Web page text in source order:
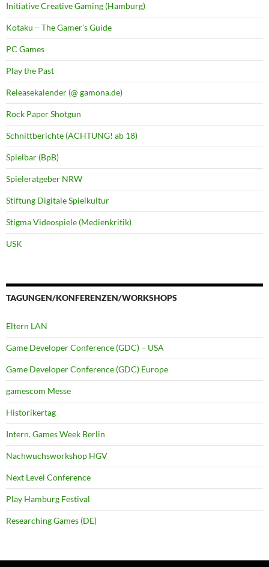
Initiative Creative Gaming (Hamburg)
Kotaku – The Gamer's Guide
PC Games
Play the Past
Releasekalender (@ gamona.de)
Rock Paper Shotgun
Schnittberichte (ACHTUNG! ab 18)
Spielbar (BpB)
Spieleratgeber NRW
Stiftung Digitale Spielkultur
Stigma Videospiele (Medienkritik)
USK
TAGUNGEN/KONFERENZEN/WORKSHOPS
Eltern LAN
Game Developer Conference (GDC) – USA
Game Developer Conference (GDC) Europe
gamescom Messe
Historikertag
Intern. Games Week Berlin
Nachwuchsworkshop HGV
Next Level Conference
Play Hamburg Festival
Researching Games (DE)